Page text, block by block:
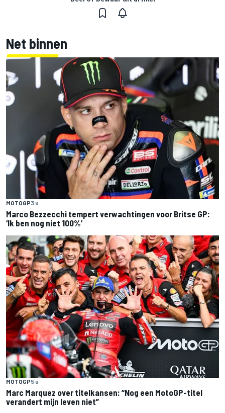
Net binnen
MOTOGP3 u
Marco Bezzecchi tempert verwachtingen voor Britse GP:
‘Ik ben nog niet 100%’
MOTOGP5 u
Marc Marquez over titelkansen: “Nog een MotoGP-titel
verandert mijn leven niet”